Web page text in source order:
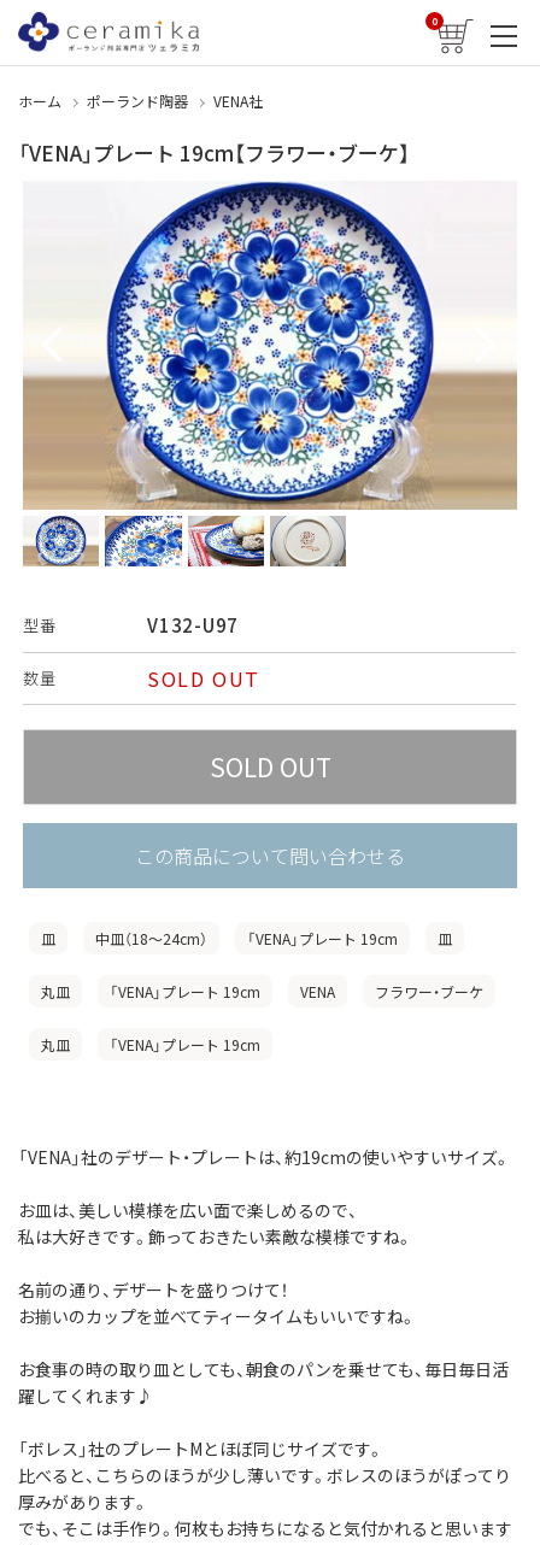
0
ホーム ポーランド陶器 VENA社
「VENA」プレート 19cm【フラワー・ブーケ】
型番 V132-U97
数量 SOLD OUT
この商品について問い合わせる
皿 中皿（18〜24cm） 「VENA」プレート 19cm 皿
丸皿 「VENA」プレート 19cm VENA フラワー・ブーケ
丸皿 「VENA」プレート 19cm
「VENA」社のデザート・プレートは、約19cmの使いやすいサイズ。
お皿は、美しい模様を広い面で楽しめるので、
私は大好きです。飾っておきたい素敵な模様ですね。
名前の通り、デザートを盛りつけて！
お揃いのカップを並べてティータイムもいいですね。
お食事の時の取り皿としても、朝食のパンを乗せても、毎日毎日活
躍してくれます♪
「ボレス」社のプレートMとほぼ同じサイズです。
比べると、こちらのほうが少し薄いです。ボレスのほうがぽってり
厚みがあります。
でも、そこは手作り。何枚もお持ちになると気付かれると思います